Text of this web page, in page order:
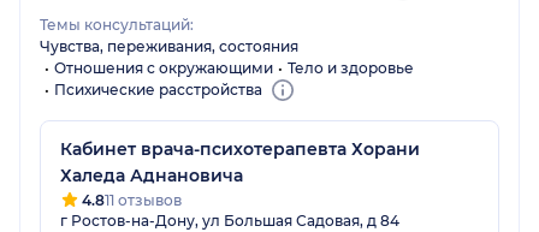
Темы консультаций:
Чувства, переживания, состояния
Отношения с окружающими
Тело и здоровье
Психические расстройства
Кабинет врача-психотерапевта Хорани
Халеда Аднановича
4.811 отзывов
г Ростов-на-Дону, ул Большая Садовая, д 84